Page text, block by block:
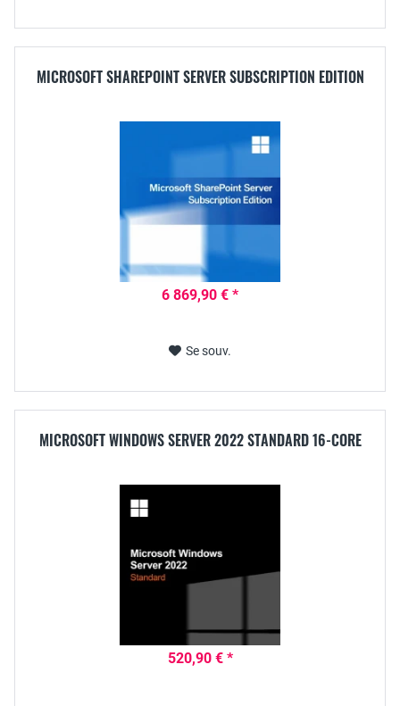
MICROSOFT SHAREPOINT SERVER SUBSCRIPTION EDITION
6 869,90 € *
Se souv.
MICROSOFT WINDOWS SERVER 2022 STANDARD 16-CORE
520,90 € *